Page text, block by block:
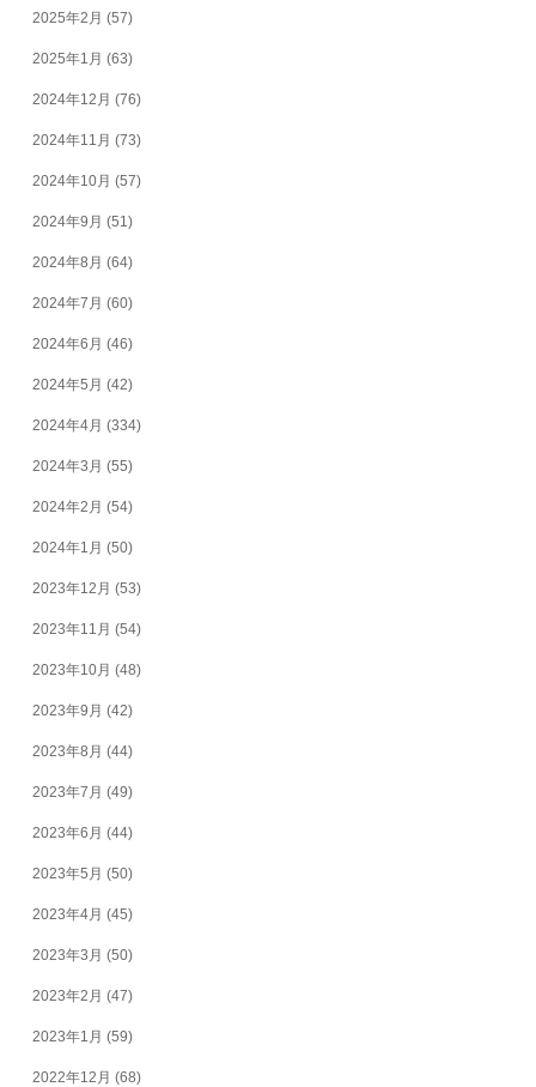
2025年2月 (57)
2025年1月 (63)
2024年12月 (76)
2024年11月 (73)
2024年10月 (57)
2024年9月 (51)
2024年8月 (64)
2024年7月 (60)
2024年6月 (46)
2024年5月 (42)
2024年4月 (334)
2024年3月 (55)
2024年2月 (54)
2024年1月 (50)
2023年12月 (53)
2023年11月 (54)
2023年10月 (48)
2023年9月 (42)
2023年8月 (44)
2023年7月 (49)
2023年6月 (44)
2023年5月 (50)
2023年4月 (45)
2023年3月 (50)
2023年2月 (47)
2023年1月 (59)
2022年12月 (68)